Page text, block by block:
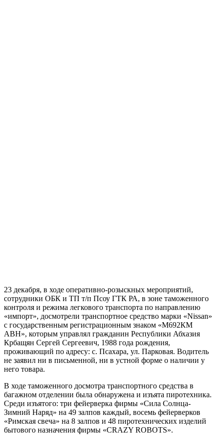
23 декабря, в ходе оперативно-розыскных мероприятий,
сотрудники ОБК и ТП т/п Псоу ГТК РА, в зоне таможенного
контроля и режима легкового транспорта по направлению
«импорт», досмотрели транспортное средство марки «Nissan»
с государственным регистрационным знаком «М692КМ
АВН», которым управлял гражданин Республики Абхазия
Крбащян Сергей Сергеевич, 1988 года рождения,
проживающий по адресу: с. Псахара, ул. Парковая. Водитель
не заявил ни в письменной, ни в устной форме о наличии у
него товара.
В ходе таможенного досмотра транспортного средства в
багажном отделении была обнаружена и изъята пиротехника.
Среди изъятого: три фейерверка фирмы «Сила Солнца-
Зимний Наряд» на 49 залпов каждый, восемь фейерверков
«Римская свеча» на 8 залпов и 48 пиротехнических изделий
бытового назначения фирмы «CRAZY ROBOTS».